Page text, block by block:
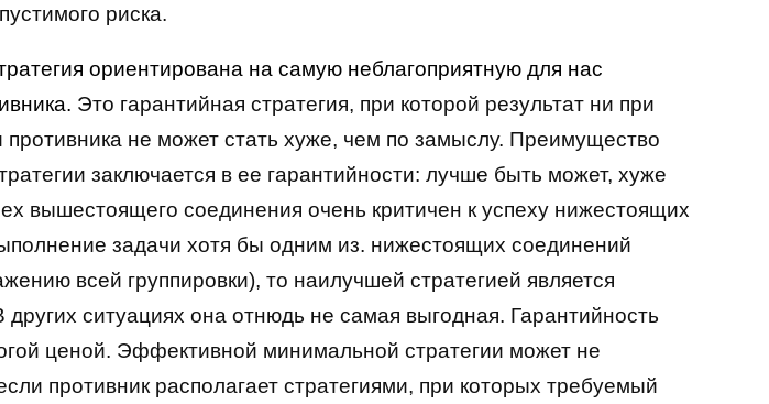
риска.
ориентирована на самую неблагоприятную для нас
Это гарантийная стратегия, при которой результат ни при
противника не может стать хуже, чем по замыслу. Преимущество
заключается в ее гарантийности: лучше быть может, хуже
вышестоящего соединения очень критичен к успеху нижестоящих
задачи хотя бы одним из. нижестоящих соединений
всей группировки), то наилучшей стратегией является
ситуациях она отнюдь не самая выгодная. Гарантийность
ценой. Эффективной минимальной стратегии может не
противник располагает стратегиями, при которых требуемый